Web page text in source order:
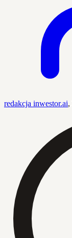
redakcja inwestor.ai,